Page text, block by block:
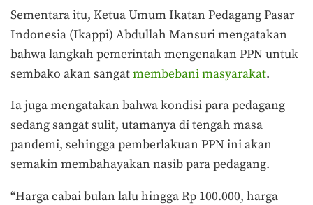
Sementara itu, Ketua Umum Ikatan Pedagang Pasar
Indonesia (Ikappi) Abdullah Mansuri mengatakan
bahwa langkah pemerintah mengenakan PPN untuk
sembako akan sangatmembebani masyarakat.
Ia juga mengatakan bahwa kondisi para pedagang
sedang sangat sulit, utamanya di tengah masa
pandemi, sehingga pemberlakuan PPN ini akan
semakin membahayakan nasib para pedagang.
“Harga cabai bulan lalu hingga Rp 100.000, harga